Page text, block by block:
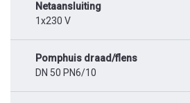
Netaansluiting
1x230 V
Pomphuis draad/flens
DN 50 PN6/10